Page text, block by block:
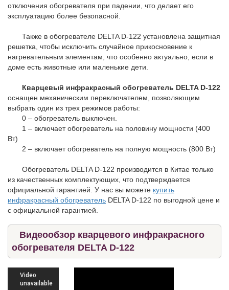
отключения обогревателя при падении, что делает его
эксплуатацию более безопасной.
Также в обогревателе DELTA D-122 установлена защитная
решетка, чтобы исключить случайное прикосновение к
нагревательным элементам, что особенно актуально, если в
доме есть животные или маленькие дети.
Кварцевый инфракрасный обогреватель DELTA D-122
оснащен механическим переключателем, позволяющим
выбрать один из трех режимов работы:
0 – обогреватель выключен.
1 – включает обогреватель на половину мощности (400
Вт)
2 – включает обогреватель на полную мощность (800 Вт)
Обогреватель DELTA D-122 производится в Китае только
из качественных комплектующих, что подтверждается
официальной гарантией. У нас вы можете купить
инфракрасный обогреватель DELTA D-122 по выгодной цене и
с официальной гарантией.
Видеообзор кварцевого инфракрасного
обогревателя DELTA D-122